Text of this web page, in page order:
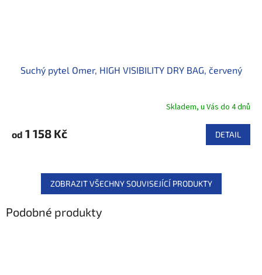
Suchý pytel Omer, HIGH VISIBILITY DRY BAG, červený
Skladem, u Vás do 4 dnů
od 1 158 Kč DETAIL
ZOBRAZIT VŠECHNY SOUVISEJÍCÍ PRODUKTY
Podobné produkty